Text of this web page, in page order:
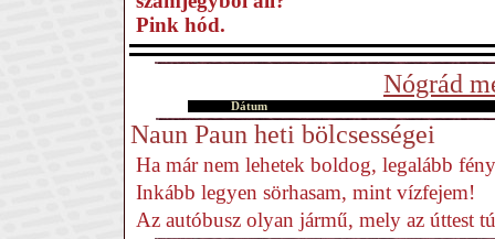
Pink hód.
Nógrád
Dátum
Naun Paun heti bölcsességei
Ha már nem lehetek boldog, legalább
Inkább legyen sörhasam, mint vízfejem!
Az autóbusz olyan jármű, mely az úttest